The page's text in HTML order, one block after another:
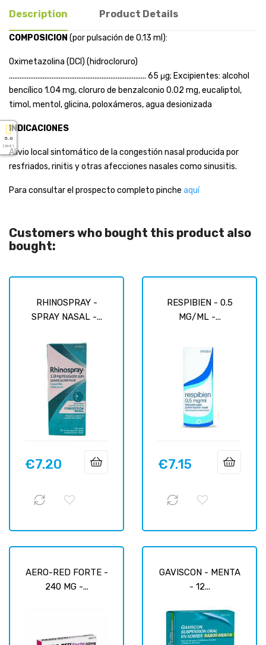
Description Product Details
COMPOSICION (por pulsación de 0.13 ml):
Oximetazolina (DCI) (hidrocloruro)
............................................................................. 65 μg; Excipientes: alcohol
bencílico 1.04 mg, cloruro de benzalconio 0.02 mg, eucaliptol,
timol, mentol, glicina, poloxámeros, agua desionizada
INDICACIONES
Alivio local sintomático de la congestión nasal producida por
resfriados, rinitis y otras afecciones nasales como sinusitis.
Para consultar el prospecto completo pinche aquí
Customers who bought this product also
bought:
RHINOSPRAY -
SPRAY NASAL -...
Price
€7.20
RESPIBIEN - 0.5
MG/ML -...
Price
€7.15
AERO-RED FORTE -
240 MG -...
GAVISCON - MENTA
- 12...
5.0
( On 5 )